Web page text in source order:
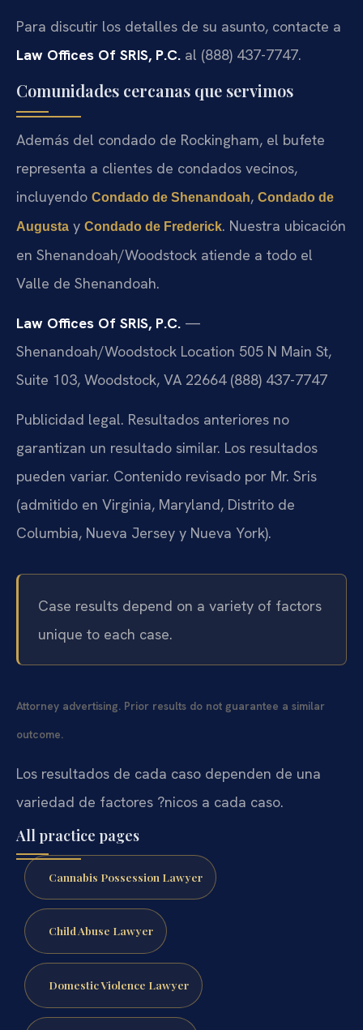
Para discutir los detalles de su asunto, contacte a
Law Offices Of SRIS, P.C. al (888) 437-7747.
Comunidades cercanas que servimos
Además del condado de Rockingham, el bufete
representa a clientes de condados vecinos,
incluyendo Condado de Shenandoah, Condado de
Augusta y Condado de Frederick. Nuestra ubicación
en Shenandoah/Woodstock atiende a todo el
Valle de Shenandoah.
Law Offices Of SRIS, P.C. —
Shenandoah/Woodstock Location 505 N Main St,
Suite 103, Woodstock, VA 22664(888) 437-7747
Publicidad legal. Resultados anteriores no
garantizan un resultado similar. Los resultados
pueden variar. Contenido revisado por Mr. Sris
(admitido en Virginia, Maryland, Distrito de
Columbia, Nueva Jersey y Nueva York).
Case results depend on a variety of factors
unique to each case.
Attorney advertising. Prior results do not guarantee a similar
outcome.
Los resultados de cada caso dependen de una
variedad de factores ?nicos a cada caso.
All practice pages
Cannabis Possession Lawyer
Child Abuse Lawyer
Domestic Violence Lawyer